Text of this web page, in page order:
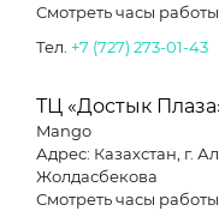
Смотреть часы
Тел. +7 (727) 273-01-43
ТЦ «Достык
Mango
Адрес: Казахстан, г.
Жолдасбекова
Смотреть часы